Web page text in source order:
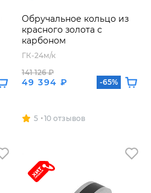
Обручальное кольцо из
красного золота с
карбоном
ГК-24м/к
49 394 ₽
141 126 ₽
-65%
5 10 отзывов